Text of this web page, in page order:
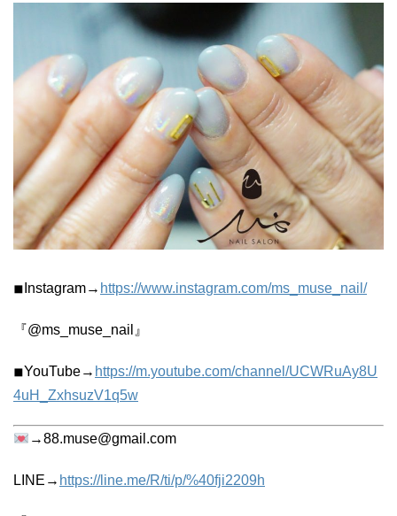
◾︎Instagram→ https://www.instagram.com/ms_muse_nail/
『@ms_muse_nail』
◾︎YouTube→ https://m.youtube.com/channel/UCWRuAy8U
4uH_ZxhsuzV1q5w
→88.muse@gmail.com
LINE→ https://line.me/R/ti/p/%40fji2209h